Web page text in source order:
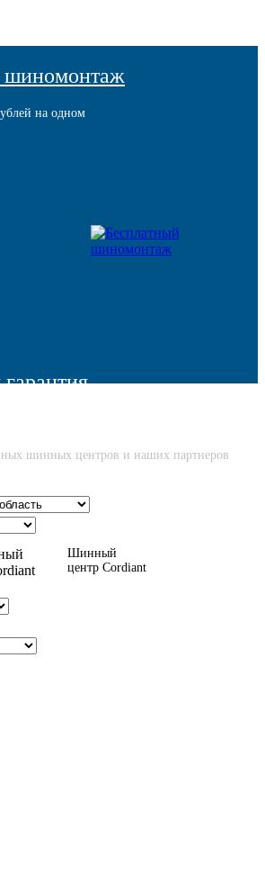
шиномонтаж
на одном
гарантия
остаточной стоимости шины в
выхода из строя
шинных центров и наших партнеров
Шинный
центр Cordiant